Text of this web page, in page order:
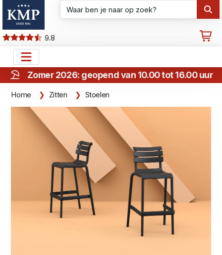
9.8
Zomer 2026: geopend van 10.00 tot 16.00 uur
Home Zitten Stoelen